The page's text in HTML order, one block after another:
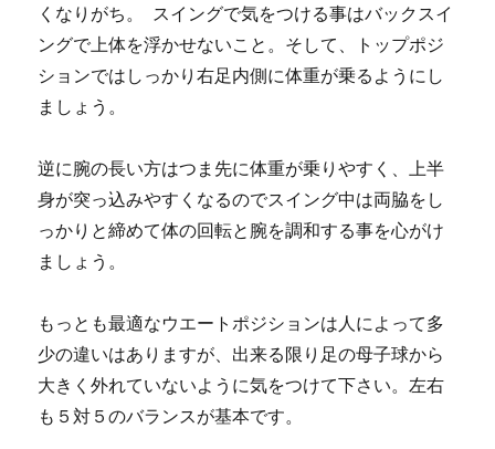
くなりがち。 スイングで気をつける事はバックスイ
ングで上体を浮かせないこと。そして、トップポジ
ションではしっかり右足内側に体重が乗るようにし
ましょう。
逆に腕の長い方はつま先に体重が乗りやすく、上半
身が突っ込みやすくなるのでスイング中は両脇をし
っかりと締めて体の回転と腕を調和する事を心がけ
ましょう。
もっとも最適なウエートポジションは人によって多
少の違いはありますが、出来る限り足の母子球から
大きく外れていないように気をつけて下さい。左右
も５対５のバランスが基本です。